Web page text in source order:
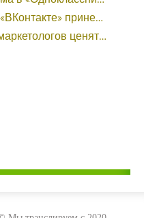
221 продажу по цене 38 рублей - «Заработок»
ценят - «Заработок»